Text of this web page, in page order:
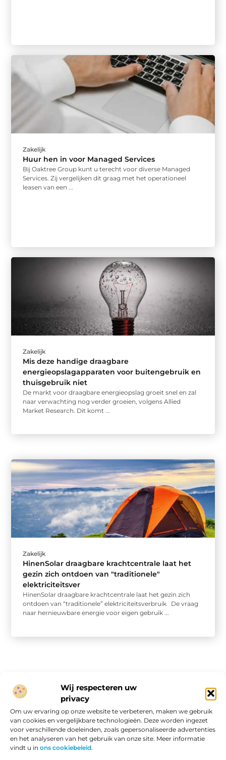
Wij respecteren uw
privacy
Om uw ervaring op onze website te verbeteren, maken we gebruik
van cookies en vergelijkbare technologieën. Deze worden ingezet
voor verschillende doeleinden, zoals gepersonaliseerde advertenties
en het analyseren van het gebruik van onze site. Meer informatie
vindt u in ons cookiebeleid.
Zakelijk
Huur hen in voor Managed Services
Bij Oaktree Group kunt u terecht voor diverse Managed
Services. Zij vergelijken dit graag met het operationeel
leasen van een ...
Zakelijk
Mis deze handige draagbare
energieopslagapparaten voor buitengebruik en
thuisgebruik niet
De markt voor draagbare energieopslag groeit snel en zal
naar verwachting nog verder groeien, volgens Allied
Market Research. Dit komt ...
Zakelijk
HinenSolar draagbare krachtcentrale laat het
gezin zich ontdoen van "traditionele"
elektriciteitsver
HinenSolar draagbare krachtcentrale laat het gezin zich
ontdoen van “traditionele” elektriciteitsverbruik De vraag
naar hernieuwbare energie voor eigen gebruik ...
Onze informatie